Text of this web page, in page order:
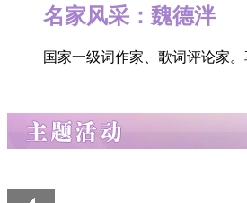
名家风采：魏德泮
国家一级词作家、歌词评论家